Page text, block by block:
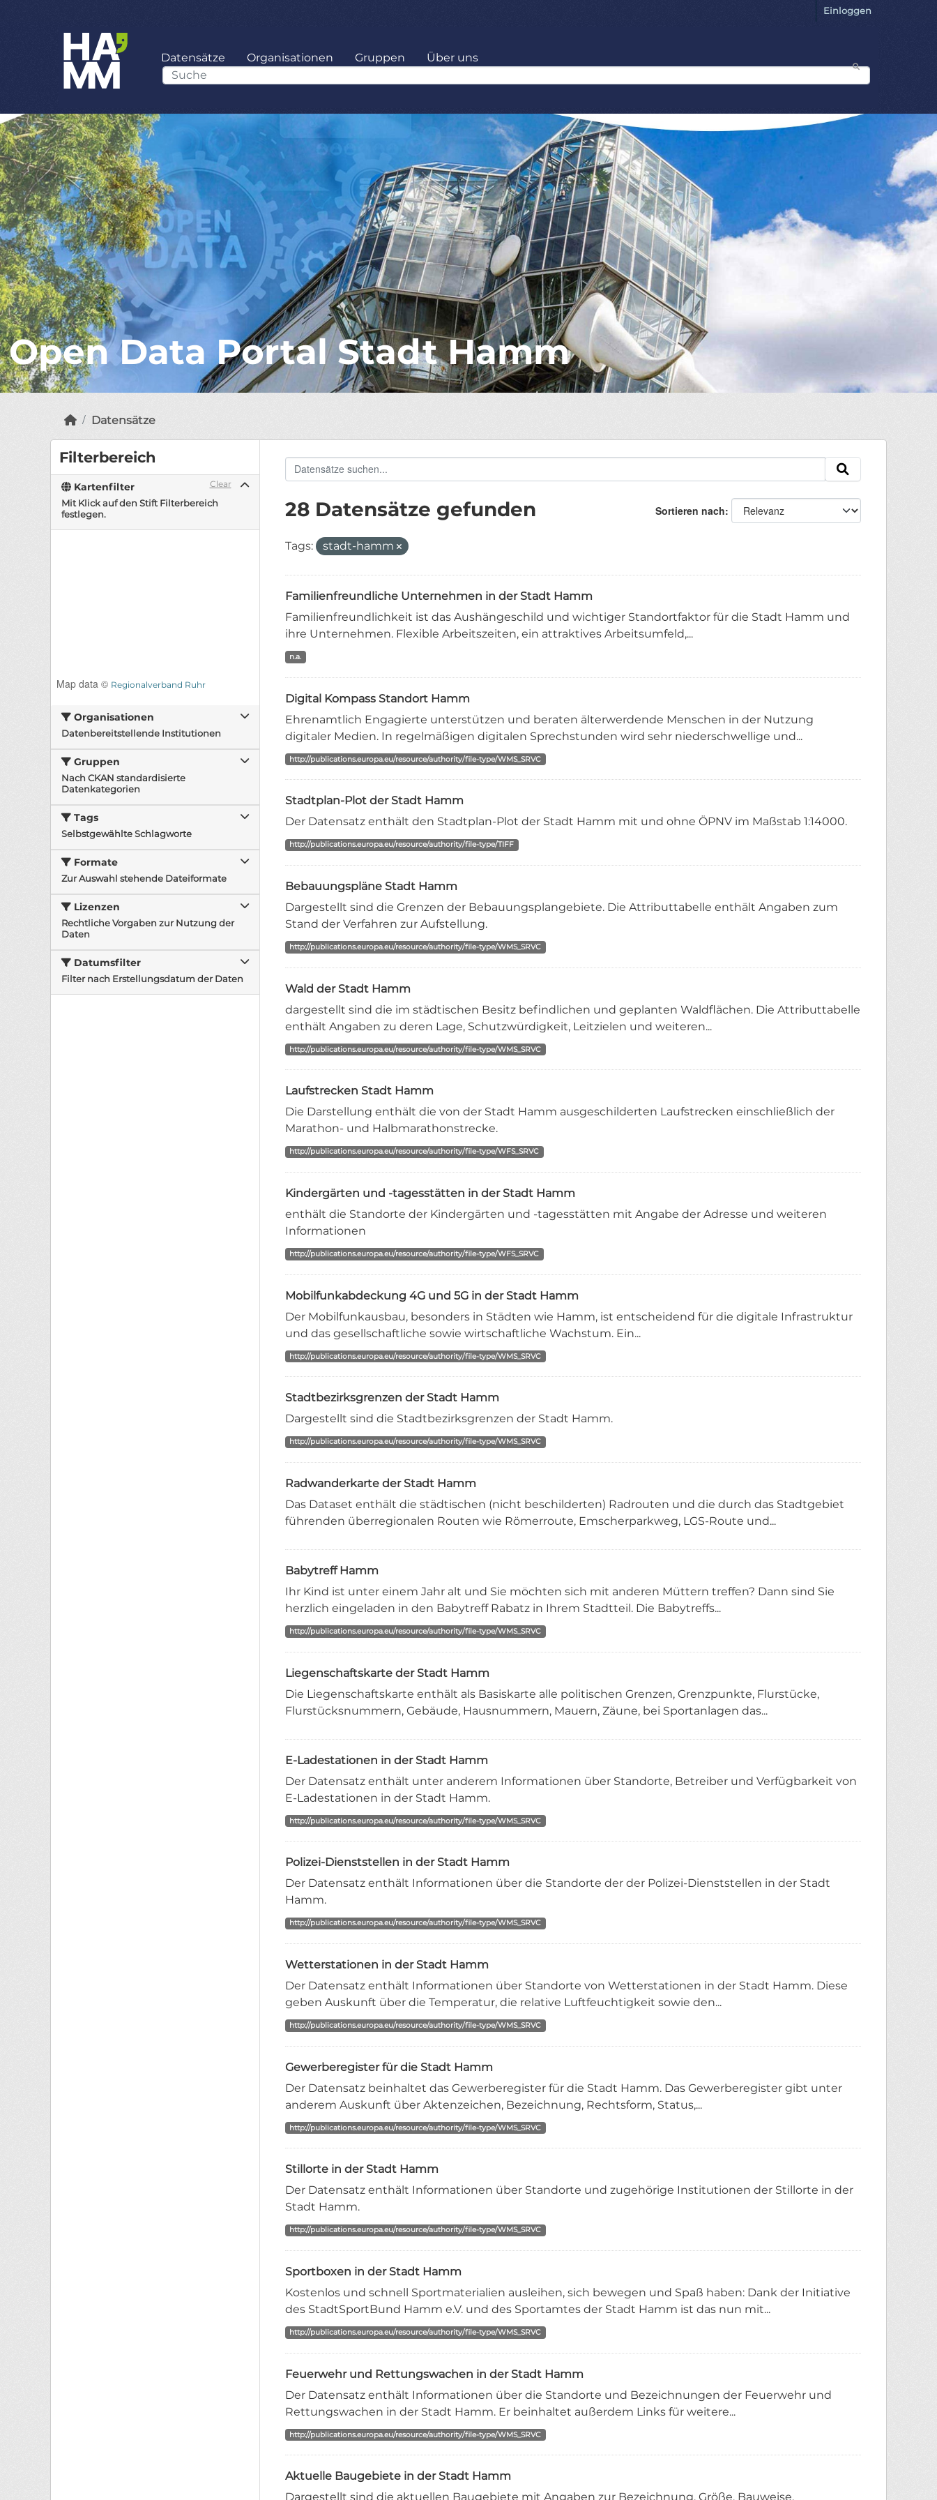
Einloggen
Datensätze Organisationen Gruppen Über uns
Open Data Portal Stadt Hamm
Datensätze
Filterbereich
Clear
Kartenfilter
Mit Klick auf den Stift Filterbereich
festlegen.
Map data © Regionalverband Ruhr
Organisationen
Datenbereitstellende Institutionen
Gruppen
Nach CKAN standardisierte
Datenkategorien
Tags
Selbstgewählte Schlagworte
Formate
Zur Auswahl stehende Dateiformate
Lizenzen
Rechtliche Vorgaben zur Nutzung der
Daten
Datumsfilter
Filter nach Erstellungsdatum der Daten
Sortieren nach
28 Datensätze gefunden
Tags: stadt-hamm
Familienfreundliche Unternehmen in der Stadt Hamm
Familienfreundlichkeit ist das Aushängeschild und wichtiger Standortfaktor für die Stadt Hamm und
ihre Unternehmen. Flexible Arbeitszeiten, ein attraktives Arbeitsumfeld,...
n.a.
Digital Kompass Standort Hamm
Ehrenamtlich Engagierte unterstützen und beraten älterwerdende Menschen in der Nutzung
digitaler Medien. In regelmäßigen digitalen Sprechstunden wird sehr niederschwellige und...
http://publications.europa.eu/resource/authority/file-type/WMS_SRVC
Stadtplan-Plot der Stadt Hamm
Der Datensatz enthält den Stadtplan-Plot der Stadt Hamm mit und ohne ÖPNV im Maßstab 1:14000.
http://publications.europa.eu/resource/authority/file-type/TIFF
Bebauungspläne Stadt Hamm
Dargestellt sind die Grenzen der Bebauungsplangebiete. Die Attributtabelle enthält Angaben zum
Stand der Verfahren zur Aufstellung.
http://publications.europa.eu/resource/authority/file-type/WMS_SRVC
Wald der Stadt Hamm
dargestellt sind die im städtischen Besitz befindlichen und geplanten Waldflächen. Die Attributtabelle
enthält Angaben zu deren Lage, Schutzwürdigkeit, Leitzielen und weiteren...
http://publications.europa.eu/resource/authority/file-type/WMS_SRVC
Laufstrecken Stadt Hamm
Die Darstellung enthält die von der Stadt Hamm ausgeschilderten Laufstrecken einschließlich der
Marathon- und Halbmarathonstrecke.
http://publications.europa.eu/resource/authority/file-type/WFS_SRVC
Kindergärten und -tagesstätten in der Stadt Hamm
enthält die Standorte der Kindergärten und -tagesstätten mit Angabe der Adresse und weiteren
Informationen
http://publications.europa.eu/resource/authority/file-type/WFS_SRVC
Mobilfunkabdeckung 4G und 5G in der Stadt Hamm
Der Mobilfunkausbau, besonders in Städten wie Hamm, ist entscheidend für die digitale Infrastruktur
und das gesellschaftliche sowie wirtschaftliche Wachstum. Ein...
http://publications.europa.eu/resource/authority/file-type/WMS_SRVC
Stadtbezirksgrenzen der Stadt Hamm
Dargestellt sind die Stadtbezirksgrenzen der Stadt Hamm.
http://publications.europa.eu/resource/authority/file-type/WMS_SRVC
Radwanderkarte der Stadt Hamm
Das Dataset enthält die städtischen (nicht beschilderten) Radrouten und die durch das Stadtgebiet
führenden überregionalen Routen wie Römerroute, Emscherparkweg, LGS-Route und...
Babytreff Hamm
Ihr Kind ist unter einem Jahr alt und Sie möchten sich mit anderen Müttern treffen? Dann sind Sie
herzlich eingeladen in den Babytreff Rabatz in Ihrem Stadtteil. Die Babytreffs...
http://publications.europa.eu/resource/authority/file-type/WMS_SRVC
Liegenschaftskarte der Stadt Hamm
Die Liegenschaftskarte enthält als Basiskarte alle politischen Grenzen, Grenzpunkte, Flurstücke,
Flurstücksnummern, Gebäude, Hausnummern, Mauern, Zäune, bei Sportanlagen das...
E-Ladestationen in der Stadt Hamm
Der Datensatz enthält unter anderem Informationen über Standorte, Betreiber und Verfügbarkeit von
E-Ladestationen in der Stadt Hamm.
http://publications.europa.eu/resource/authority/file-type/WMS_SRVC
Polizei-Dienststellen in der Stadt Hamm
Der Datensatz enthält Informationen über die Standorte der der Polizei-Dienststellen in der Stadt
Hamm.
http://publications.europa.eu/resource/authority/file-type/WMS_SRVC
Wetterstationen in der Stadt Hamm
Der Datensatz enthält Informationen über Standorte von Wetterstationen in der Stadt Hamm. Diese
geben Auskunft über die Temperatur, die relative Luftfeuchtigkeit sowie den...
http://publications.europa.eu/resource/authority/file-type/WMS_SRVC
Gewerberegister für die Stadt Hamm
Der Datensatz beinhaltet das Gewerberegister für die Stadt Hamm. Das Gewerberegister gibt unter
anderem Auskunft über Aktenzeichen, Bezeichnung, Rechtsform, Status,...
http://publications.europa.eu/resource/authority/file-type/WMS_SRVC
Stillorte in der Stadt Hamm
Der Datensatz enthält Informationen über Standorte und zugehörige Institutionen der Stillorte in der
Stadt Hamm.
http://publications.europa.eu/resource/authority/file-type/WMS_SRVC
Sportboxen in der Stadt Hamm
Kostenlos und schnell Sportmaterialien ausleihen, sich bewegen und Spaß haben: Dank der Initiative
des StadtSportBund Hamm e.V. und des Sportamtes der Stadt Hamm ist das nun mit...
http://publications.europa.eu/resource/authority/file-type/WMS_SRVC
Feuerwehr und Rettungswachen in der Stadt Hamm
Der Datensatz enthält Informationen über die Standorte und Bezeichnungen der Feuerwehr und
Rettungswachen in der Stadt Hamm. Er beinhaltet außerdem Links für weitere...
http://publications.europa.eu/resource/authority/file-type/WMS_SRVC
Aktuelle Baugebiete in der Stadt Hamm
Dargestellt sind die aktuellen Baugebiete mit Angaben zur Bezeichnung, Größe, Bauweise,